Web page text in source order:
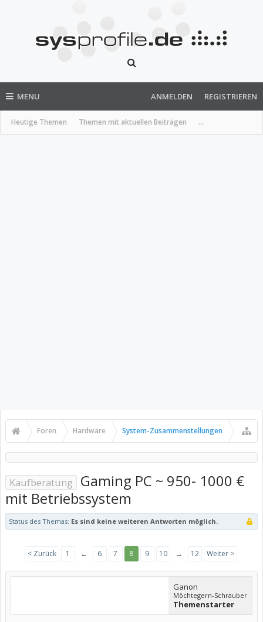
MENU
Heutige Themen Themen mit aktuellen Beiträgen ...
ANMELDEN REGISTRIEREN
Foren Hardware System-Zusammenstellungen
Kaufberatung
Gaming PC ~ 950- 1000 €
mit Betriebssystem
Status des Themas: Es sind keine weiteren Antworten möglich.
< Zurück 1 ← 6 7 8 9 10 → 12 Weiter >
Ganon
Möchtegern-Schrauber
Themenstarter